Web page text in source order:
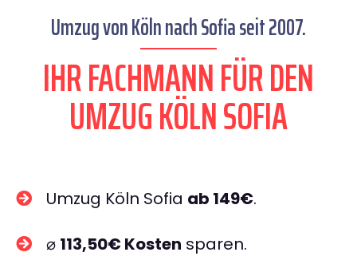
Umzug von Köln nach Sofia seit 2007.
IHR FACHMANN FÜR DEN
UMZUG KÖLN SOFIA
Umzug Köln Sofia ab 149€.
⌀ 113,50€ Kosten sparen.